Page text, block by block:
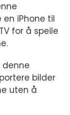
iPhone til
for å speile
denne
bilder
uten å